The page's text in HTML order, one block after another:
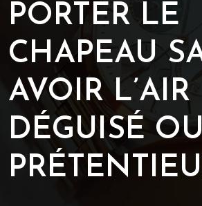
PORTER LE
CHAPEAU
AVOIR L’AIR
DÉGUISÉ